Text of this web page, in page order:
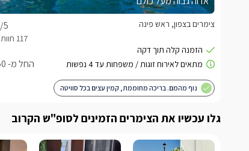
/5
צימרים בצפון, ראש פינה
החל מ- ₪950
נוף מהמם. בריכה מחוממת, קמין עצים בכל סוויטה
גלו עכשיו את הצימרים הזמינים לסופ"ש הקרוב